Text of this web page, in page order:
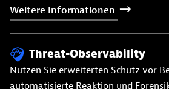
Weitere Informationen
Threat-Observability
Nutzen Sie erweiterten Schutz vor
automatisierte Reaktion und